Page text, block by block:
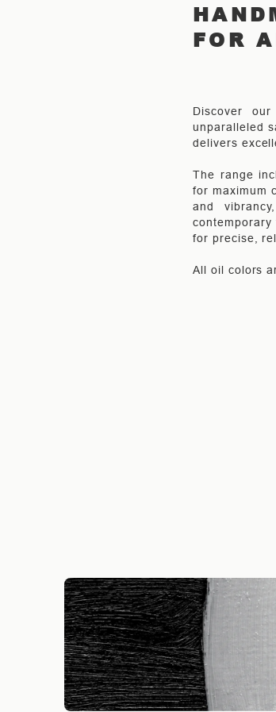
FOR
Discover
unparalleled
delivers
The range
for maximum
and
for precise,
All oil colors